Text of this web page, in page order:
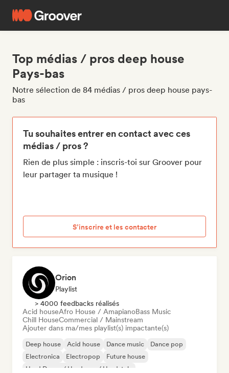
Top médias / pros deep house
Pays-bas
Notre sélection de 84 médias / pros deep house pays-
bas
Tu souhaites entrer en contact avec ces
médias / pros ?
Rien de plus simple : inscris-toi sur Groover pour
leur partager ta musique !
S’inscrire et les contacter
Orion
Playlist
> 4000 feedbacks réalisés
Acid houseAfro House / AmapianoBass Music
Chill HouseCommercial / Mainstream
Ajouter dans ma/mes playlist(s) impactante(s)
Deep house Acid house Dance music
Dance pop
Electronica
Electropop
Future house
Hard Dance / Hardcore / Hardstyle